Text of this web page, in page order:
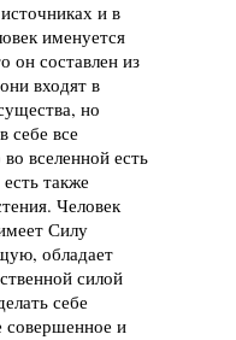
и в
именуется
он составлен из
входят в
но
себе все
вселенной есть
также
Человек
Силу
обладает
силой
себе
совершенное и